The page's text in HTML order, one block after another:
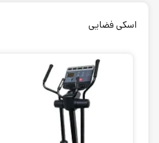
اسکی فضایی